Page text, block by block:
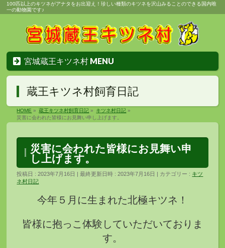
100匹以上のキツネがアナタをお出迎え！珍しい種類のキツネを沢山みることのできる国内唯
一の動物園です♪
宮城蔵王キツネ村 MENU
蔵王キツネ村飼育日記
HOME » 蔵王キツネ村飼育日記 » キツネ村日記 »
災害に会われた皆様にお見舞い申し上げます。
災害に会われた皆様にお見舞い申
し上げます。
投稿日 : 2023年7月16日 最終更新日時 : 2023年7月16日 カテゴリー : キツ
ネ村日記
今年５月に生まれた北極キツネ！
皆様に抱っこ体験していただいておりま
す。